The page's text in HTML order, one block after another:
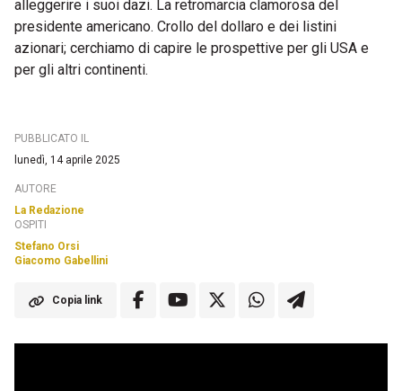
alleggerire i suoi dazi. La retromarcia clamorosa del
presidente americano. Crollo del dollaro e dei listini
azionari; cerchiamo di capire le prospettive per gli USA e
per gli altri continenti.
PUBBLICATO IL
lunedì, 14 aprile 2025
AUTORE
La Redazione
OSPITI
Stefano Orsi
Giacomo Gabellini
Copia link